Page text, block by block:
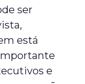
ser
está
e